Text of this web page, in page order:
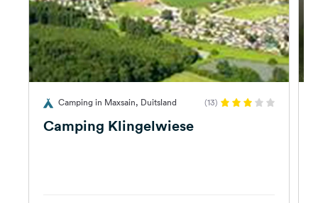
Camping in Maxsain, Duitsland (13)
Camping Klingelwiese